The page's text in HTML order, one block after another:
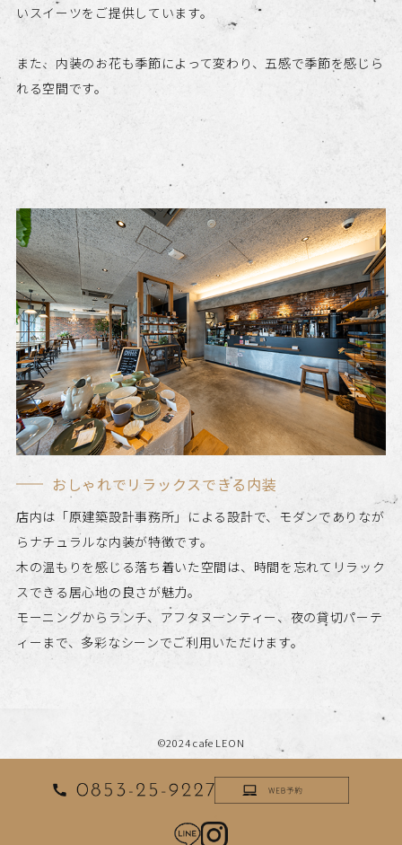
いスイーツをご提供しています。
また、内装のお花も季節によって変わり、五感で季節を感じら
れる空間です。
おしゃれでリラックスできる内装
店内は「原建築設計事務所」による設計で、モダンでありなが
らナチュラルな内装が特徴です。
木の温もりを感じる落ち着いた空間は、時間を忘れてリラック
スできる居心地の良さが魅力。
モーニングからランチ、アフタヌーンティー、夜の貸切パーテ
ィーまで、多彩なシーンでご利用いただけます。
©2024 cafe LEON